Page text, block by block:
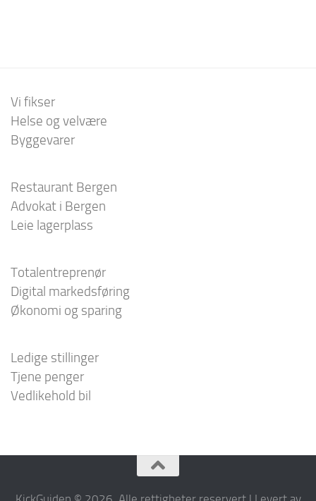
Vi fikser
Helse og velvære
Byggevarer
Restaurant Bergen
Advokat i Bergen
Leie lagerplass
Totalentreprenør
Digital markedsføring
Økonomi og sparing
Ledige stillinger
Tjene penger
Vedlikehold bil